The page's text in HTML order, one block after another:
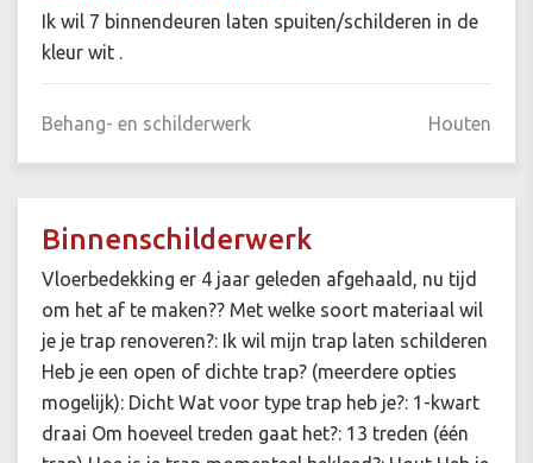
Ik wil 7 binnendeuren laten spuiten/schilderen in de
kleur wit .
Behang- en schilderwerk Houten
Binnenschilderwerk
Vloerbedekking er 4 jaar geleden afgehaald, nu tijd
om het af te maken?? Met welke soort materiaal wil
je je trap renoveren?: Ik wil mijn trap laten schilderen
Heb je een open of dichte trap? (meerdere opties
mogelijk): Dicht Wat voor type trap heb je?: 1-kwart
draai Om hoeveel treden gaat het?: 13 treden (één